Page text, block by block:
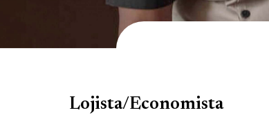
Lojista/Economista